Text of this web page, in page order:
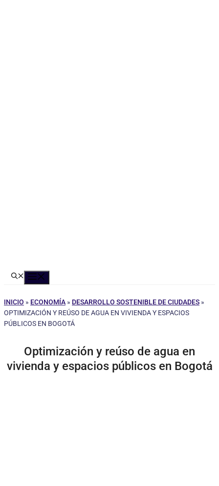
INICIO » ECONOMÍA » DESARROLLO SOSTENIBLE DE CIUDADES »
OPTIMIZACIÓN Y REÚSO DE AGUA EN VIVIENDA Y ESPACIOS
PÚBLICOS EN BOGOTÁ
Optimización y reúso de agua en
vivienda y espacios públicos en Bogotá